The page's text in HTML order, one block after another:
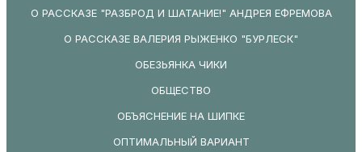
О РАССКАЗЕ "РАЗБРОД И ШАТАНИЕ!" АНДРЕЯ ЕФРЕМОВА
О РАССКАЗЕ ВАЛЕРИЯ РЫЖЕНКО "БУРЛЕСК"
ОБЕЗЬЯНКА ЧИКИ
ОБЩЕСТВО
ОБЪЯСНЕНИЕ НА ШИПКЕ
ОПТИМАЛЬНЫЙ ВАРИАНТ